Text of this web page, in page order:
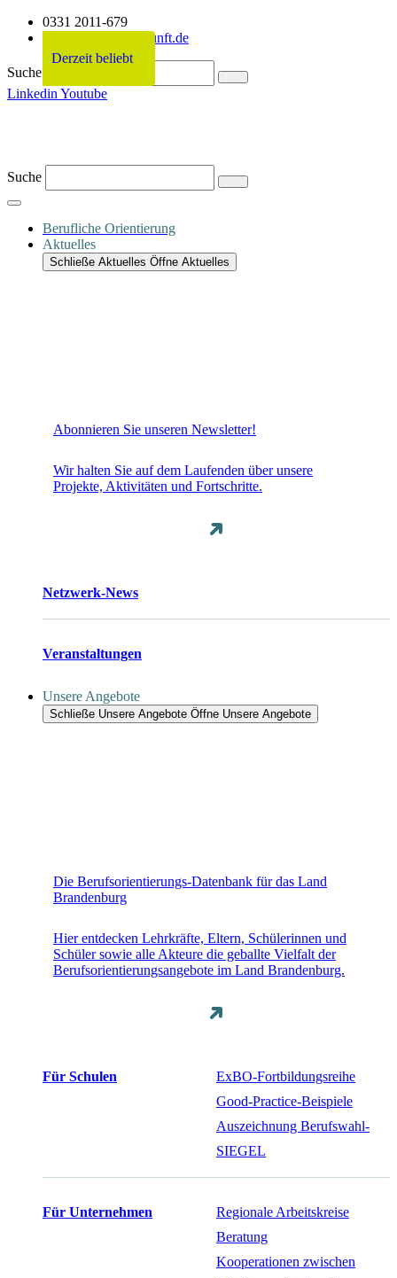
0331 2011-679
info@netzwerkzukunft.de
Suche
Linkedin Youtube
Suche
Berufliche Orientierung
Aktuelles
Schließe Aktuelles Öffne Aktuelles
Derzeit beliebt
Abonnieren Sie unseren Newsletter!
Wir halten Sie auf dem Laufenden über unsere
Projekte, Aktivitäten und Fortschritte.
Netzwerk-News
Veranstaltungen
Unsere Angebote
Schließe Unsere Angebote Öffne Unsere Angebote
Derzeit beliebt
Die Berufsorientierungs-Datenbank für das Land
Brandenburg
Hier entdecken Lehrkräfte, Eltern, Schülerinnen und
Schüler sowie alle Akteure die geballte Vielfalt der
Berufsorientierungsangebote im Land Brandenburg.
Für Schulen
ExBO-Fortbildungsreihe
Good-Practice-Beispiele
Auszeichnung Berufswahl-
SIEGEL
Für Unternehmen
Regionale Arbeitskreise
Beratung
Kooperationen zwischen
Derzeit beliebt
Derzeit beliebt